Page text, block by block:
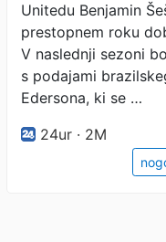
Unitedu Benjamin
prestopnem roku
V naslednji sezoni
s podajami
Edersona, ki se …
24ur · 2M